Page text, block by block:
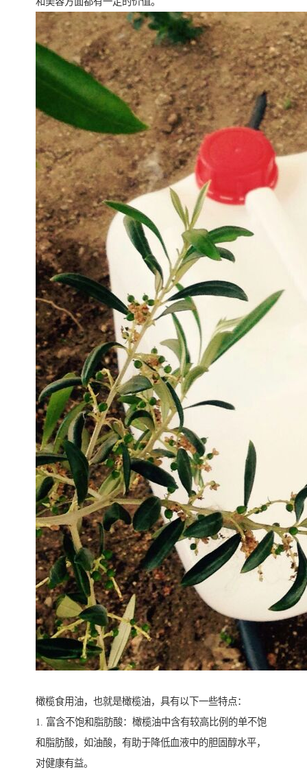
橄榄食用油，也就是橄榄油，具有以下一些特点：
1. 富含不饱和脂肪酸：橄榄油中含有较高比例的单不饱
和脂肪酸，如油酸，有助于降低血液中的胆固醇水平，
对健康有益。